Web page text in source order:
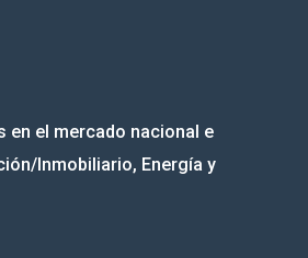
en el mercado nacional e
Inmobiliario, Energía y